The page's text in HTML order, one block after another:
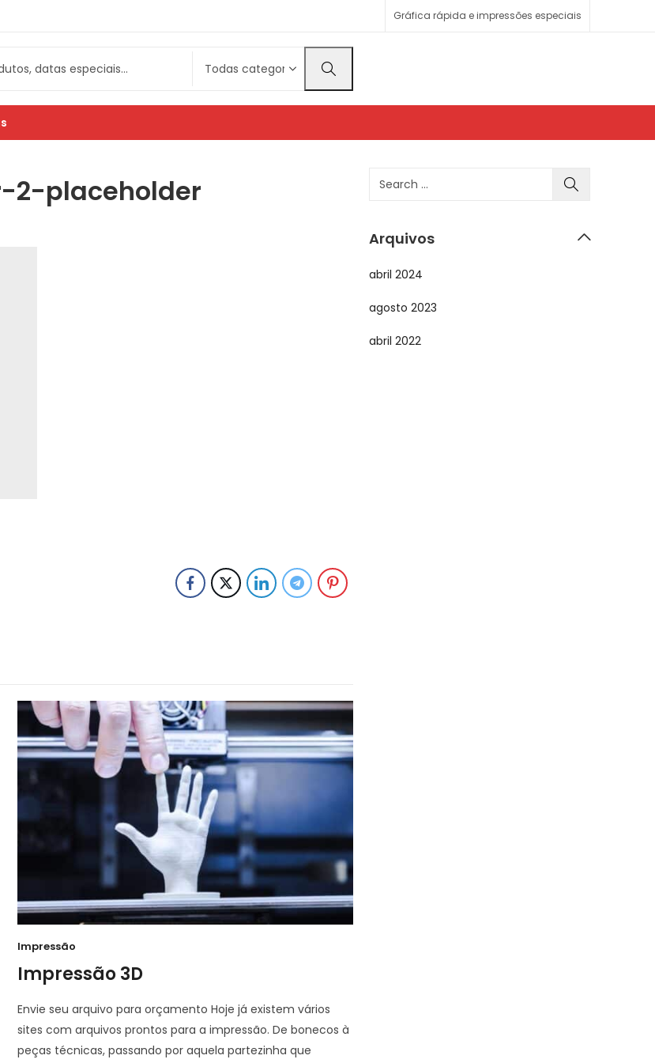
Gráfica rápida e impressões especiais
2-placeholder
Impressão
Impressão 3D
Envie seu arquivo para orçamento Hoje já existem vários
sites com arquivos prontos para a impressão. De bonecos à
peças técnicas, passando por aquela partezinha que
Arquivos
abril 2024
agosto 2023
abril 2022